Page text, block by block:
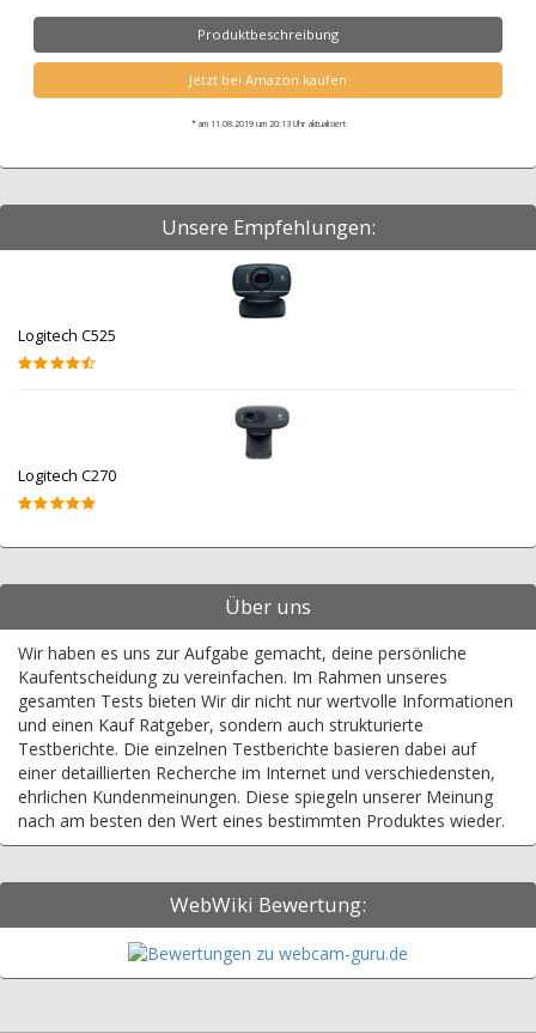
Produktbeschreibung
Jetzt bei Amazon kaufen
* am 11.08.2019 um 20:13 Uhr aktualisiert
Unsere Empfehlungen:
Logitech C525
Logitech C270
Über uns
Wir haben es uns zur Aufgabe gemacht, deine persönliche
Kaufentscheidung zu vereinfachen. Im Rahmen unseres
gesamten Tests bieten Wir dir nicht nur wertvolle Informationen
und einen Kauf Ratgeber, sondern auch strukturierte
Testberichte. Die einzelnen Testberichte basieren dabei auf
einer detaillierten Recherche im Internet und verschiedensten,
ehrlichen Kundenmeinungen. Diese spiegeln unserer Meinung
nach am besten den Wert eines bestimmten Produktes wieder.
WebWiki Bewertung: